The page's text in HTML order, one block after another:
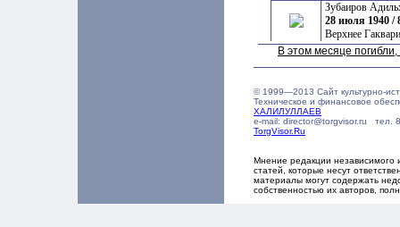
Зубаиров
28 июля 1940 /
Верхнее
В этом месяце
© 1999—2013 Сайт культурно-
Техническое и финансовое
ХАЛИЛУЛЛАЕВ
e-mail: director@torgvisor.ru тел.
TorgVisor.Ru
Мнение редакции
статей, которые несут
материалы могут содержать
собственностью их авторов,